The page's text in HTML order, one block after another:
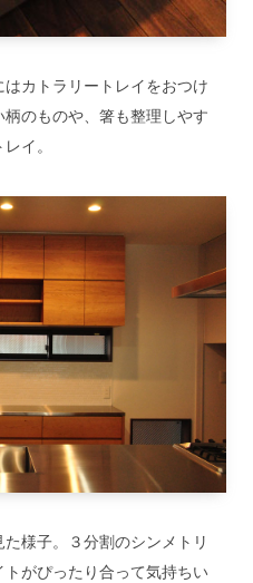
カトラリートレイをおつけ
のものや、箸も整理しやす
イ。
様子。３分割のシンメトリ
がぴったり合って気持ちい